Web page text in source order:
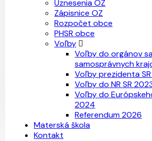
Uznesenia OZ
Zápisnice OZ
Rozpočet obce
PHSR obce
Voľby
Voľby do orgánov
samosprávnych
Voľby prezidenta
Voľby do NR SR
Voľby do
2024
Referendum 2026
Materská škola
Kontakt